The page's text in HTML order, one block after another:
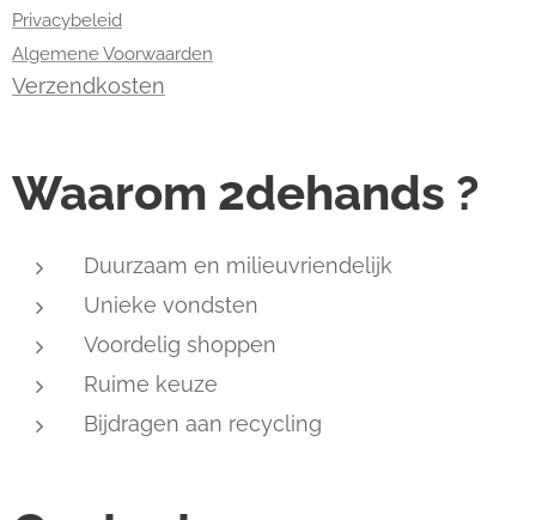
Privacybeleid
Algemene Voorwaarden
Verzendkosten
Waarom 2dehands ?
Duurzaam en milieuvriendelijk
Unieke vondsten
Voordelig shoppen
Ruime keuze
Bijdragen aan recycling